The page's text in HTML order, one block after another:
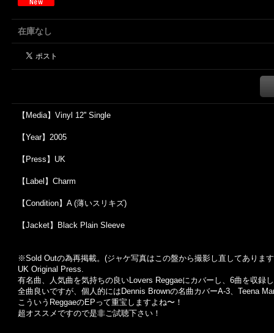
在庫なし
【Media】Vinyl 12'' Single
【Year】2005
【Press】UK
【Label】Charm
【Condition】A (薄いスリキズ)
【Jacket】Black Plain Sleeve
※Sold Outの為再掲載。 (ジャケ写真はこの盤から撮影し直してありま
UK Original Press.
有名曲、人気曲を気持ちの良いLovers Reggaeにカバーし、6曲を収録
全曲良いですが、個人的にはDennis Brownの名曲カバーA-3、Teena
こういうReggaeのEPって重宝しますよね〜！
超オススメですので是非ご試聴下さい！